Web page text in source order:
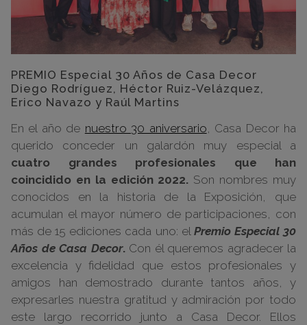
PREMIO Especial 30 Años de Casa Decor
Diego Rodríguez, Héctor Ruiz-Velázquez,
Erico Navazo y Raúl Martins
En el año de nuestro 30 aniversario, Casa Decor ha
querido conceder un galardón muy especial a
cuatro grandes profesionales que han
coincidido en la edición 2022. Son nombres muy
conocidos en la historia de la Exposición, que
acumulan el mayor número de participaciones, con
más de 15 ediciones cada uno: el Premio Especial 30
Años de Casa Decor. Con él queremos agradecer la
excelencia y fidelidad que estos profesionales y
amigos han demostrado durante tantos años, y
expresarles nuestra gratitud y admiración por todo
este largo recorrido junto a Casa Decor. Ellos